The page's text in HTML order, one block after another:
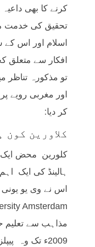
کرنے کا بھی
تحقیق کی خدمت
اسلام اور اس کے
افکار سے متعلق
تو مذکورہ تناظر
اور مغربی رویے
کر دیا:
کلاورین کون
کلورین محض ایک
ہالینڈ کی ایک
2009ء تک وہ